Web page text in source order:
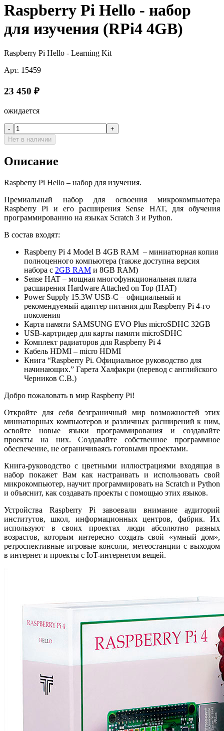
Raspberry Pi Hello - набор
для изучения (RPi4 4GB)
Raspberry Pi Hello - Learning Kit
Арт. 15459
23 450 ₽
ожидается
-
+
Нет в наличии
Описание
Raspberry Pi Hello – набор для изучения.
Премиальный набор для освоения микрокомпьютера
Raspberry Pi и его расширения Sense HAT, для обучения
программированию на языках Scratch 3 и Python.
В состав входят:
Raspberry Pi 4 Model B 4GB RAM – миниатюрная копия
полноценного компьютера (также доступна версия
набора с 2GB RAM и 8GB RAM)
Sense HAT – мощная многофункциональная плата
расширения Hardware Attached on Top (HAT)
Power Supply 15.3W USB-C – официальный и
рекомендуемый адаптер питания для Raspberry Pi 4-го
поколения
Карта памяти SAMSUNG EVO Plus microSDHC 32GB
USB-картридер для карты памяти miсroSDHC
Комплект радиаторов для Raspberry Pi 4
Кабель HDMI – micro HDMI
Книга “Raspberry Pi. Официальное руководство для
начинающих.” Гарета Халфакри (перевод с английского
Черников С.В.)
Добро пожаловать в мир Raspberry Pi!
Откройте для себя безграничный мир возможностей этих
миниатюрных компьютеров и различных расширений к ним,
освойте новые языки программирования и создавайте
проекты на них. Создавайте собственное программное
обеспечение, не ограничиваясь готовыми проектами.
Книга-руководство с цветными иллюстрациями входящая в
набор покажет Вам как настраивать и использовать свой
микрокомпьютер, научит программировать на Scratch и Python
и объяснит, как создавать проекты с помощью этих языков.
Устройства Raspberry Pi завоевали внимание аудиторий
институтов, школ, информационных центров, фабрик. Их
используют в своих проектах люди абсолютно разных
возрастов, которым интересно создать свой «умный дом»,
ретроспективные игровые консоли, метеостанции с выходом
в интернет и проекты с IoT-интернетом вещей.